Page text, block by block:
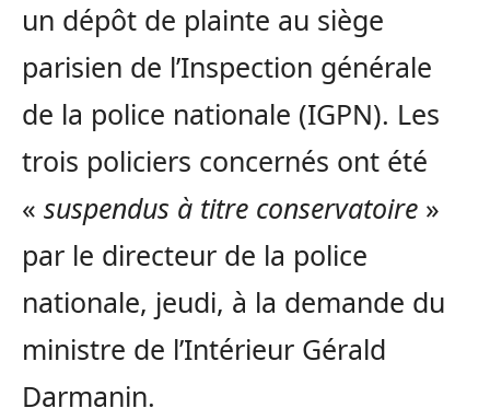
un dépôt de plainte au siège
parisien de l’Inspection générale
de la police nationale (IGPN). Les
trois policiers concernés ont été
« suspendus à titre conservatoire »
par le directeur de la police
nationale, jeudi, à la demande du
ministre de l’Intérieur Gérald
Darmanin.